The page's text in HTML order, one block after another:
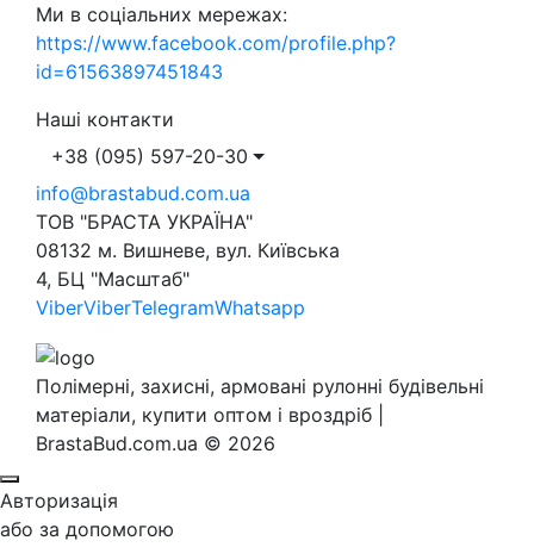
Ми в соціальних мережах:
https://www.facebook.com/profile.php?
id=61563897451843
Наші контакти
+38 (095) 597-20-30
info@brastabud.com.ua
ТОВ "БРАСТА УКРАЇНА"
08132 м. Вишневе, вул. Київська
4, БЦ "Масштаб"
ViberViberTelegramWhatsapp
Полімерні, захисні, армовані рулонні будівельні
матеріали, купити оптом і вроздріб |
BrastaBud.com.ua © 2026
Авторизація
або за допомогою